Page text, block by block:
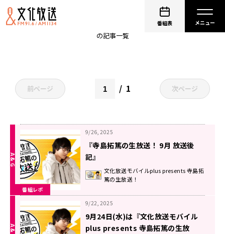
番組表
の記事一覧
前ページ 1 次ページ
番組レポ
9/26, 2025
『寺島拓篤の生放送！ 9月 放送後
記』
文化放送モバイルplus presents 寺島拓
篤の生放送！
9/22, 2025
9月24日(水)は『文化放送モバイル
plus presents 寺島拓篤の生放